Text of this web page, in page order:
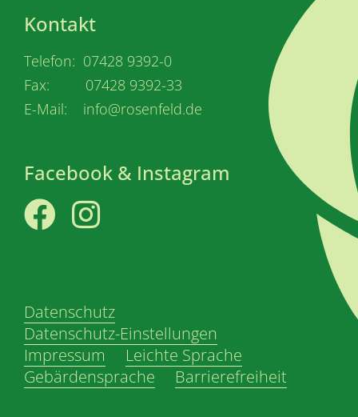
Kontakt
Telefon: 07428 9392-0
Fax: 07428 9392-33
E-Mail: info@rosenfeld.de
Facebook & Instagram
Datenschutz
Datenschutz-Einstellungen
Impressum
Leichte Sprache
Gebärdensprache
Barrierefreiheit